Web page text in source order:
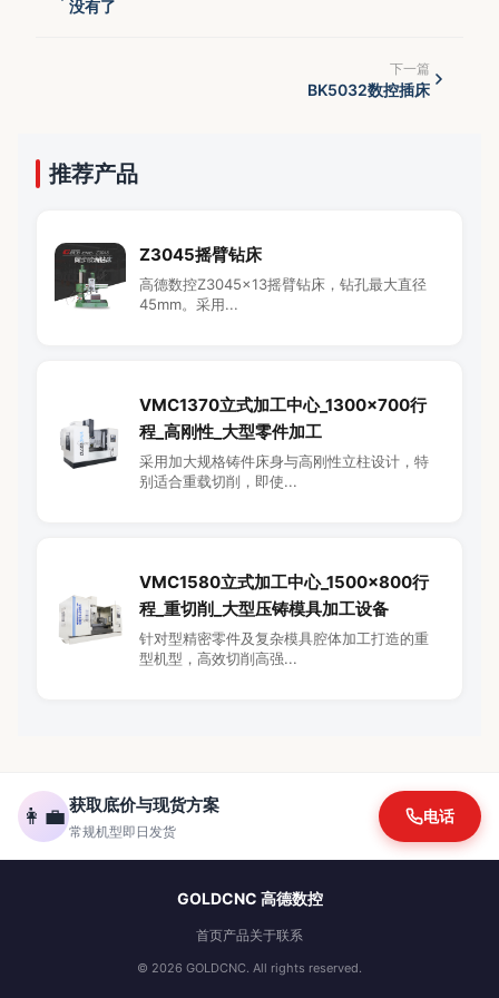
没有了
下一篇
BK5032数控插床
推荐产品
Z3045摇臂钻床
高德数控Z3045×13摇臂钻床，钻孔最大直径
45mm。采用...
VMC1370立式加工中心_1300×700行
程_高刚性_大型零件加工
采用加大规格铸件床身与高刚性立柱设计，特
别适合重载切削，即使...
VMC1580立式加工中心_1500×800行
程_重切削_大型压铸模具加工设备
针对型精密零件及复杂模具腔体加工打造的重
型机型，高效切削高强...
👩‍💼 获取底价与现货方案
常规机型即日发货
电话
GOLDCNC 高德数控
首页产品关于联系
© 2026 GOLDCNC. All rights reserved.